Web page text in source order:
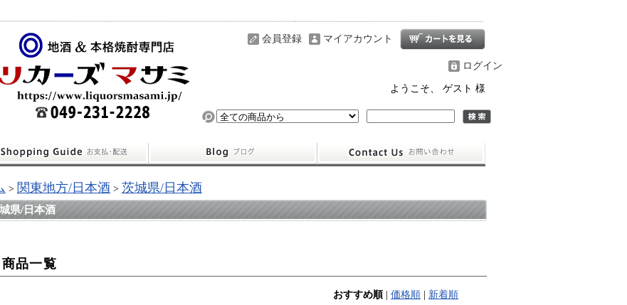
マイアカウント
会員登録
ログイン
ようこそ、 ゲスト 様
> 関東地方/日本酒 > 茨城県/日本酒
県/日本酒
商品一覧
おすすめ順 価格順 新着順